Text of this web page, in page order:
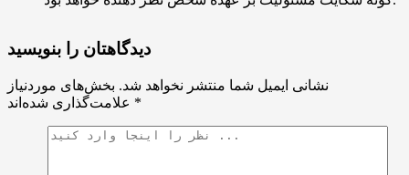
دیدگاهتان را بنویسید
نشانی ایمیل شما منتشر نخواهد شد. بخش‌های موردنیاز
*